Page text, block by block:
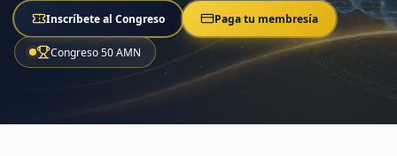
Inscríbete al Congreso Paga tu membresía
Congreso 50 AMN